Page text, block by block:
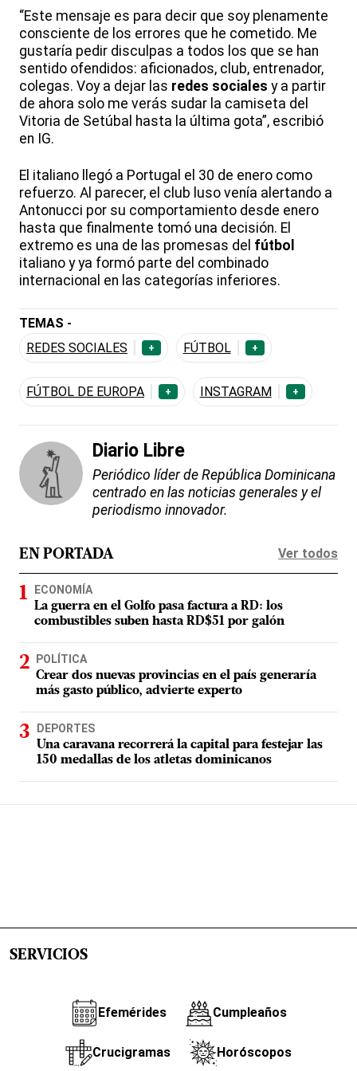
“Este mensaje es para decir que soy plenamente
consciente de los errores que he cometido. Me
gustaría pedir disculpas a todos los que se han
sentido ofendidos: aficionados, club, entrenador,
colegas. Voy a dejar las redes sociales y a partir
de ahora solo me verás sudar la camiseta del
Vitoria de Setúbal hasta la última gota”, escribió
en IG.
El italiano llegó a Portugal el 30 de enero como
refuerzo. Al parecer, el club luso venía alertando a
Antonucci por su comportamiento desde enero
hasta que finalmente tomó una decisión. El
extremo es una de las promesas del fútbol
italiano y ya formó parte del combinado
internacional en las categorías inferiores.
TEMAS -
REDES SOCIALES
+ FÚTBOL +
FÚTBOL DE EUROPA + INSTAGRAM +
Diario Libre
Periódico líder de República Dominicana
centrado en las noticias generales y el
periodismo innovador.
EN PORTADA Ver todos
ECONOMÍA
La guerra en el Golfo pasa factura a RD: los
combustibles suben hasta RD$51 por galón
POLÍTICA
Crear dos nuevas provincias en el país generaría
más gasto público, advierte experto
DEPORTES
Una caravana recorrerá la capital para festejar las
150 medallas de los atletas dominicanos
SERVICIOS
Efemérides Cumpleaños
Crucigramas Horóscopos